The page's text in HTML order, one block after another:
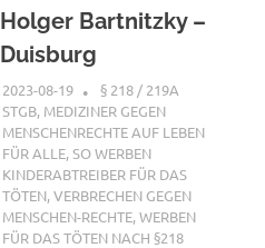
Holger Bartnitzky –
Duisburg
2023-08-19 XX
§ 218 / 219A
STGB, MEDIZINER GEGEN
MENSCHENRECHTE AUF LEBEN
FÜR ALLE,SO WERBEN
KINDERABTREIBER FÜR DAS
TÖTEN,VERBRECHEN GEGEN
MENSCHEN-RECHTE,WERBEN
FÜR DAS TÖTEN NACH §218